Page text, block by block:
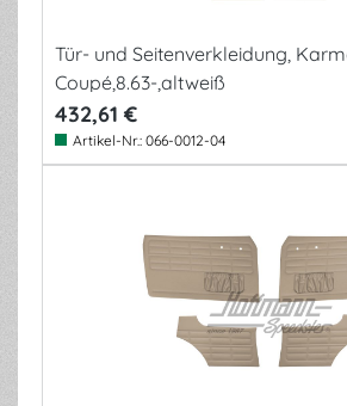
Tür- und Seitenverkleidung,
Coupé,8.63-,altweiß
432,61 €
Artikel-Nr.: 066-0012-04